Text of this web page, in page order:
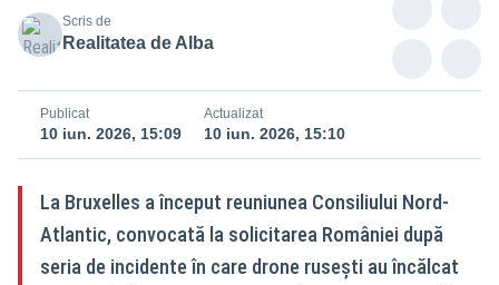
Scris de
Realitatea de Alba
Publicat
10 iun. 2026, 15:09
Actualizat
10 iun. 2026, 15:10
La Bruxelles a început reuniunea Consiliului Nord-
Atlantic, convocată la solicitarea României după
seria de incidente în care drone rusești au încălcat